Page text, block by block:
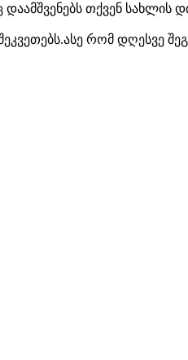
თქვენ სახლის
რომ დღესვე